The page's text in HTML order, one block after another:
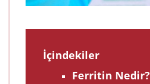
İçindekiler
Ferritin Nedir?